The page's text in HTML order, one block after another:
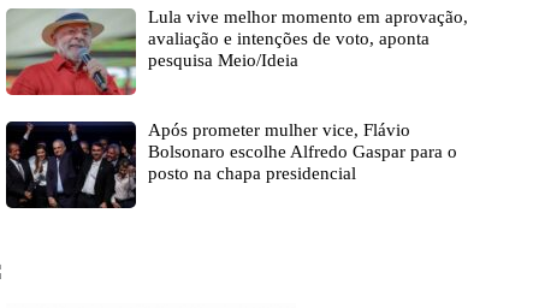
Lula vive melhor momento em aprovação,
avaliação e intenções de voto, aponta
pesquisa Meio/Ideia
Após prometer mulher vice, Flávio
Bolsonaro escolhe Alfredo Gaspar para o
posto na chapa presidencial